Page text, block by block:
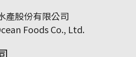
產股份有限公司
Foods Co., Ltd.